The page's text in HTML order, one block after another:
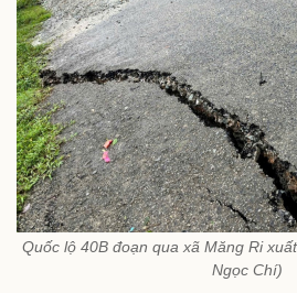
Quốc lộ 40B đoạn qua xã Măng Ri
Ngọc Chí)